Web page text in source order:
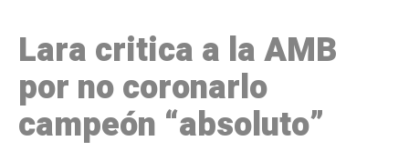
Lara critica a la AMB
por no coronarlo
campeón “absoluto”